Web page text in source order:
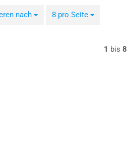
nach
nach 8 pro Seite
pro Seite
1 bis8